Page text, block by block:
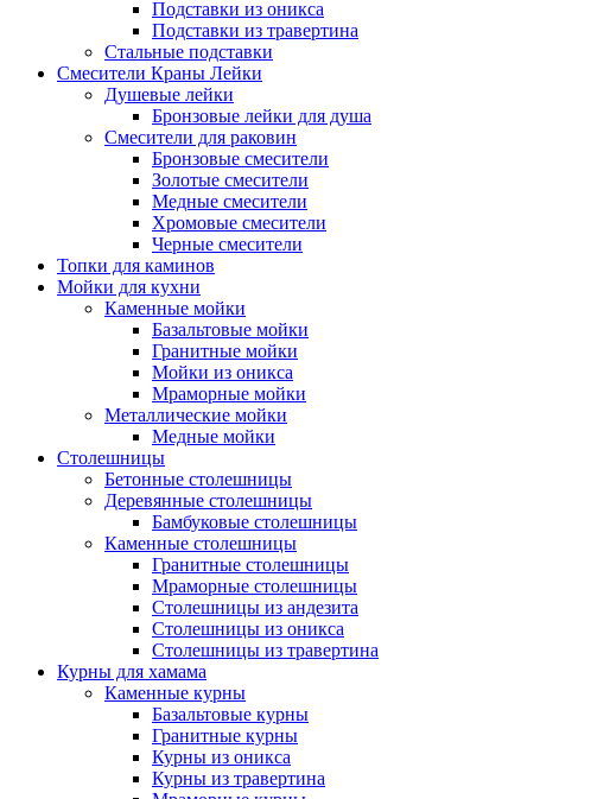
Подставки из оникса
Подставки из травертина
Стальные подставки
Смесители Краны Лейки
Душевые лейки
Бронзовые лейки для душа
Смесители для раковин
Бронзовые смесители
Золотые смесители
Медные смесители
Хромовые смесители
Черные смесители
Топки для каминов
Мойки для кухни
Каменные мойки
Базальтовые мойки
Гранитные мойки
Мойки из оникса
Мраморные мойки
Металлические мойки
Медные мойки
Столешницы
Бетонные столешницы
Деревянные столешницы
Бамбуковые столешницы
Каменные столешницы
Гранитные столешницы
Мраморные столешницы
Столешницы из андезита
Столешницы из оникса
Столешницы из травертина
Курны для хамама
Каменные курны
Базальтовые курны
Гранитные курны
Курны из оникса
Курны из травертина